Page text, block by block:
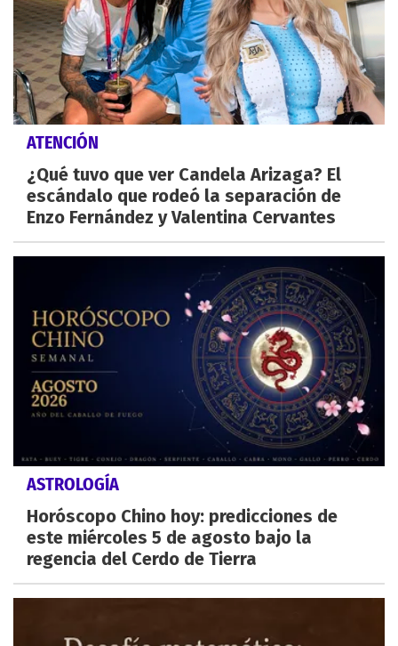
ATENCIÓN
¿Qué tuvo que ver Candela Arizaga? El
escándalo que rodeó la separación de
Enzo Fernández y Valentina Cervantes
ASTROLOGÍA
Horóscopo Chino hoy: predicciones de
este miércoles 5 de agosto bajo la
regencia del Cerdo de Tierra